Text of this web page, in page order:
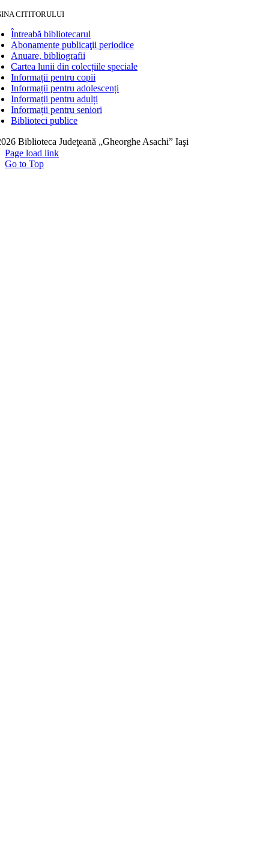
CITITORULUI
Întreabă bibliotecarul
Abonamente publicaţii periodice
Anuare, bibliografii
Cartea lunii din colecțiile speciale
Informații pentru copii
Informații pentru adolescenți
Informații pentru adulți
Informații pentru seniori
Biblioteci publice
Biblioteca Judeţeană „Gheorghe Asachi” Iaşi
Page load link
Go to Top